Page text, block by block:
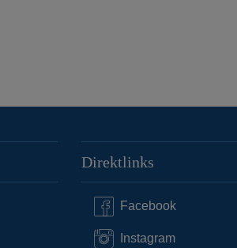
Direktlinks
Facebook
Instagram